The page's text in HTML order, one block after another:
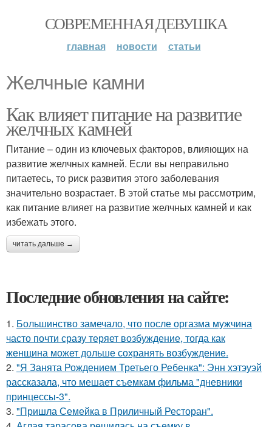
СОВРЕМЕННАЯ ДЕВУШКА
главная новости статьи
Желчные камни
Как влияет питание на развитие
желчных камней
Питание – один из ключевых факторов, влияющих на
развитие желчных камней. Если вы неправильно
питаетесь, то риск развития этого заболевания
значительно возрастает. В этой статье мы рассмотрим,
как питание влияет на развитие желчных камней и как
избежать этого.
читать дальше →
Последние обновления на сайте:
1. Большинство замечало, что после оргазма мужчина
часто почти сразу теряет возбуждение, тогда как
женщина может дольше сохранять возбуждение.
2. "Я Занята Рождением Третьего Ребенка": Энн хэтэуэй
рассказала, что мешает съемкам фильма "дневники
принцессы-3".
3. "Пришла Семейка в Приличный Ресторан".